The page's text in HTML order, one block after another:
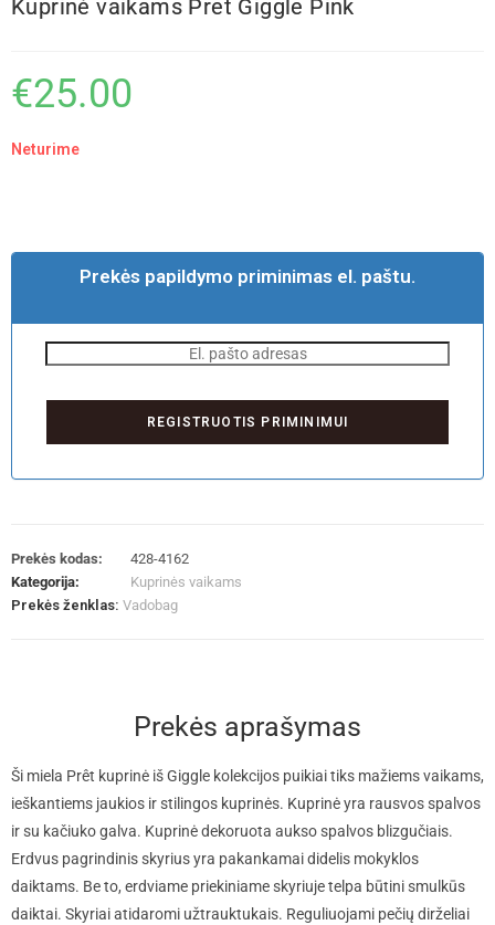
Kuprinė vaikams Pret Giggle Pink
€25.00
Neturime
Prekės papildymo priminimas el. paštu.
Prekės kodas:
428-4162
Kategorija:
Kuprinės vaikams
Prekės ženklas: Vadobag
Prekės aprašymas
Ši miela Prêt kuprinė iš Giggle kolekcijos puikiai tiks mažiems vaikams,
ieškantiems jaukios ir stilingos kuprinės. Kuprinė yra rausvos spalvos
ir su kačiuko galva. Kuprinė dekoruota aukso spalvos blizgučiais.
Erdvus pagrindinis skyrius yra pakankamai didelis mokyklos
daiktams. Be to, erdviame priekiniame skyriuje telpa būtini smulkūs
daiktai. Skyriai atidaromi užtrauktukais. Reguliuojami pečių dirželiai